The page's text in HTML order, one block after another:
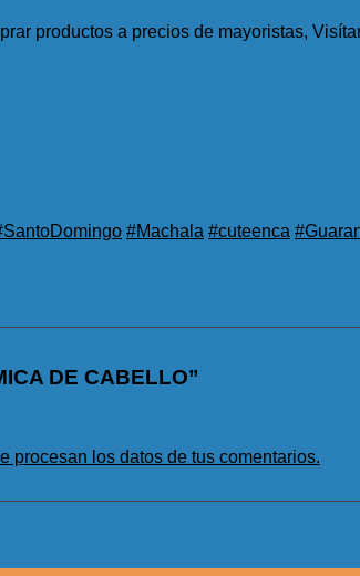
productos a precios de mayoristas,
#Machala #cuteenca
DE CABELLO”
procesan los datos de tus comentarios.